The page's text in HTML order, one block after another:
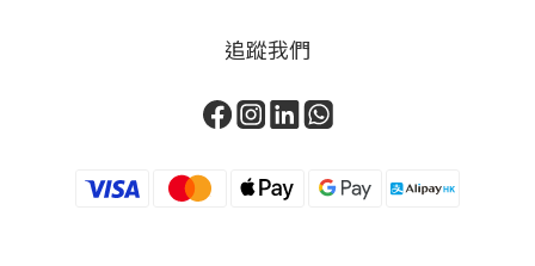
追蹤我們